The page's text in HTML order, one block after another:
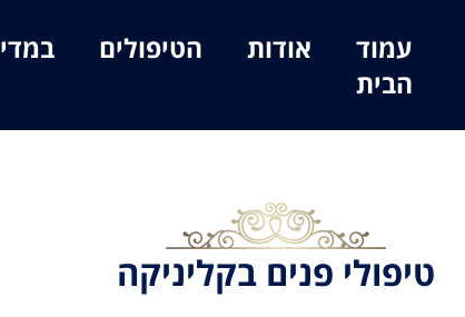
עמוד
הבית
אודות הטיפולים
טיפולי פנים בקליניקה